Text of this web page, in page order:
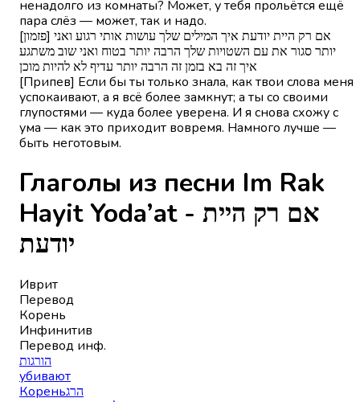
ненадолго из комнаты? Может, у тебя прольётся ещё
пара слёз — может, так и надо.
[פזמון] אם רק היית יודעת איך המילים שלך עושות אותי רגוע ואני
יותר סגור את עם השטויות שלך הרבה יותר בטוח ואני שוב משתגע
איך זה בא בזמן זה הרבה יותר עדיף לא להיות מוכן
[Припев] Если бы ты только знала, как твои слова меня
успокаивают, а я всё более замкнут; а ты со своими
глупостями — куда более уверена. И я снова схожу с
ума — как это приходит вовремя. Намного лучше —
быть неготовым.
Глаголы из песни Im Rak
Hayit Yoda’at - אם רק היית
יודעת
Иврит
Перевод
Корень
Инфинитив
Перевод инф.
הורגות
убивают
Кореньהרג